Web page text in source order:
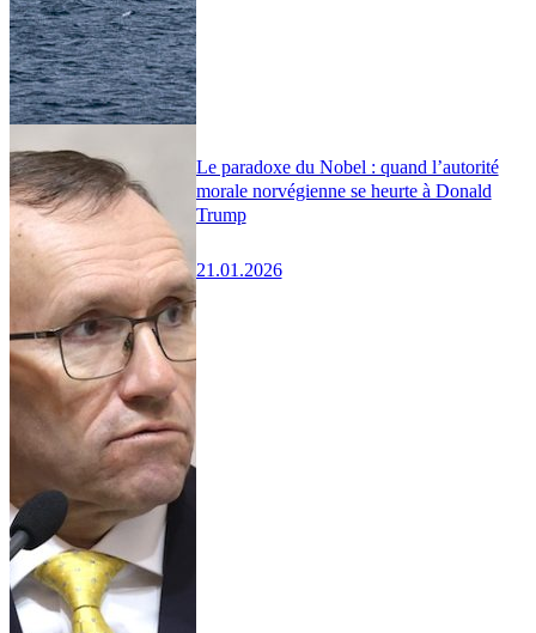
Le paradoxe du Nobel : quand l’autorité
morale norvégienne se heurte à Donald
Trump
21.01.2026